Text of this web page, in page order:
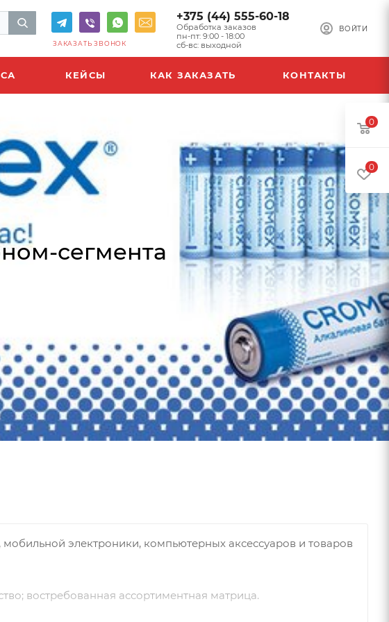
ВОЙТИ
+375 (44) 555-60-18
Обработка заказов
пн-пт: 9:00 - 18:00
сб-вс: выходной
ЗАКАЗАТЬ ЗВОНОК
КЕЙСЫ КАК ЗАКАЗАТЬ КОНТАКТЫ
сегмента
электроники, компьютерных аксессуаров и товаров
востребованная ассортиментная матрица.
0
0